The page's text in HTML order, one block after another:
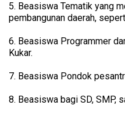
5. Beasiswa Tematik yang
pembangunan daerah,
6. Beasiswa Programmer
Kukar.
7. Beasiswa Pondok
8. Beasiswa bagi SD, SMP,